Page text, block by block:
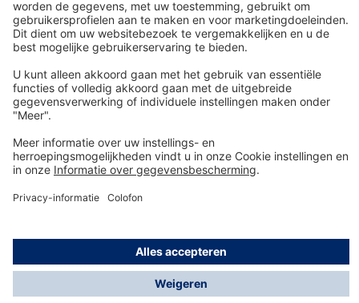
Technologie voor het leven
Service-Hotline
Shop Service
© Dräger Safety AG & Co. KGaA, 2025
* Alle prijzen excl. btw plusverzendkostenen eventuele